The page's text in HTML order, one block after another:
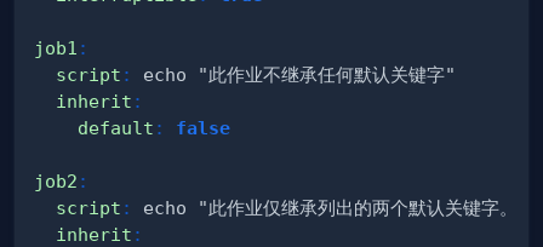
job1 :
script :
inherit :
default : false
job2 :
script :
inherit :